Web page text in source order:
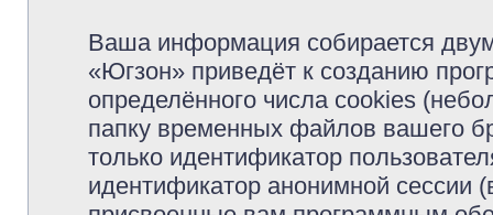
Ваша информация собирается
«Югзон» приведёт к созданию
определённого числа cookies
папку временных файлов вашего
только идентификатор
идентификатор анонимной сессии